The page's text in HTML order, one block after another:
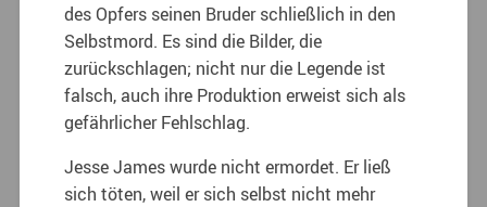
des Opfers seinen Bruder schließlich in den
Selbstmord. Es sind die Bilder, die
zurückschlagen; nicht nur die Legende ist
falsch, auch ihre Produktion erweist sich als
gefährlicher Fehlschlag.
Jesse James wurde nicht ermordet. Er ließ
sich töten, weil er sich selbst nicht mehr